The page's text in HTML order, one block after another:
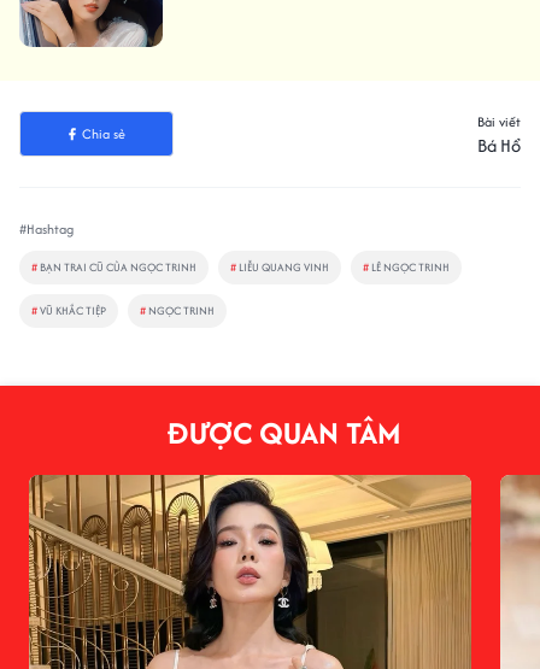
Chia sẻ
Bài viết
Bá Hổ
#Hashtag
# BẠN TRAI CŨ CỦA NGỌC TRINH # LIỄU QUANG VINH # LÊ NGỌC TRINH
#VŨ KHẮC TIỆP # NGỌC TRINH
ĐƯỢC QUAN TÂM